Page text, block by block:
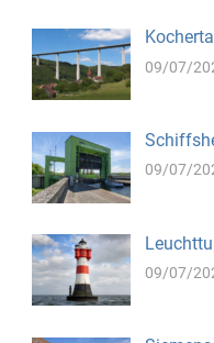
09/07/
09/07/
09/07/